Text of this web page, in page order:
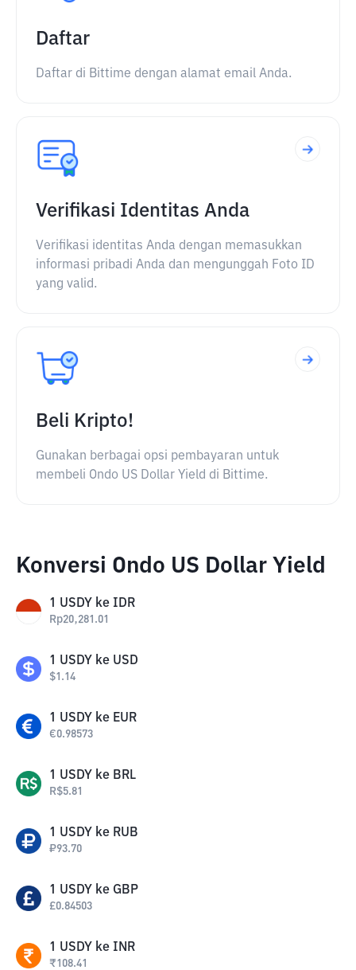
Daftar
Daftar di Bittime dengan alamat email Anda.
Verifikasi Identitas Anda
Verifikasi identitas Anda dengan memasukkan
informasi pribadi Anda dan mengunggah Foto ID
yang valid.
Beli Kripto!
Gunakan berbagai opsi pembayaran untuk
membeli Ondo US Dollar Yield di Bittime.
Konversi Ondo US Dollar Yield
1 USDY ke IDR
Rp20,281.01
1 USDY ke USD
$1.14
1 USDY ke EUR
€0.98573
1 USDY ke BRL
R$5.81
1 USDY ke RUB
₽93.70
1 USDY ke GBP
£0.84503
1 USDY ke INR
₹108.41